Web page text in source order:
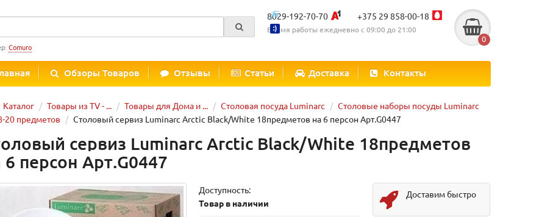
8029-192-70-70 +375 29 858-00-18
Время работы ежедневно с 09:00 до 21:00
0
Comuro
Обзоры Товаров Отзывы Статьи Доставка Контакты
Каталог Товары из TV - ... Товары для Дома и ... Столовая посуда Luminarc
Столовые наборы посуды Luminarc
20 предметов
Столовый сервиз Luminarc Arctic Black/White 18предметов на 6 персон Арт.G0447
сервиз Luminarc Arctic Black/White 18предметов
6 персон Арт.G0447
Доступность:
Товар в наличии
Доставим быстро